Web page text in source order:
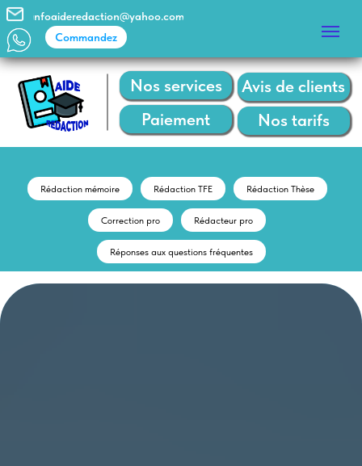
Nos services
Nos tarifs
Paiement
Avis de clients
Commandez
infoaideredaction@yahoo.com
Rédaction mémoire Rédaction TFE Rédaction Thèse
Correction pro Rédacteur pro
Réponses aux questions fréquentes